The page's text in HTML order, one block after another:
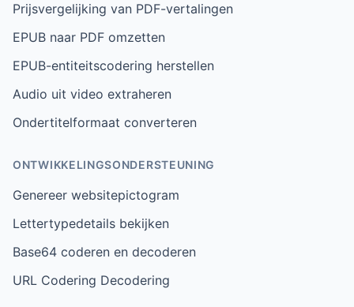
Prijsvergelijking van PDF-vertalingen
EPUB naar PDF omzetten
EPUB-entiteitscodering herstellen
Audio uit video extraheren
Ondertitelformaat converteren
ONTWIKKELINGSONDERSTEUNING
Genereer websitepictogram
Lettertypedetails bekijken
Base64 coderen en decoderen
URL Codering Decodering